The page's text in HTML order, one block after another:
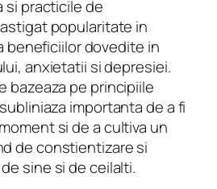
si practicile de
popularitate in
beneficiilor dovedite in
anxietatii si depresiei.
bazeaza pe principiile
importanta de a fi
si de a cultiva un
de constientizare si
sine si de ceilalti.